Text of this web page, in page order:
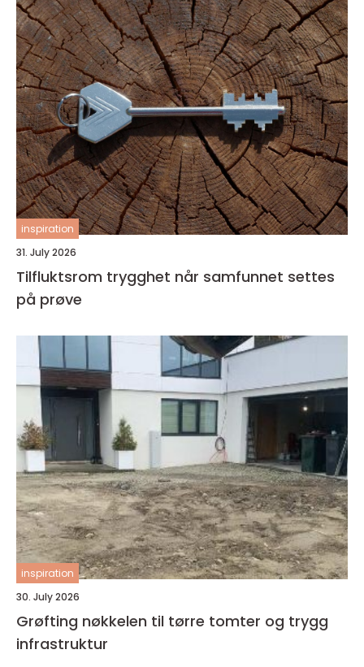
inspiration
31. July 2026
Tilfluktsrom trygghet når samfunnet settes
på prøve
inspiration
30. July 2026
Grøfting nøkkelen til tørre tomter og trygg
infrastruktur